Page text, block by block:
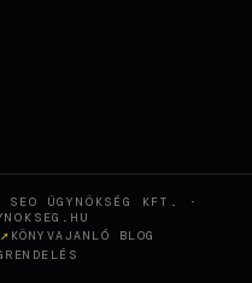
ÜGYNÖKSÉG KFT. ·
KÖNYVAJANLÓ BLOG